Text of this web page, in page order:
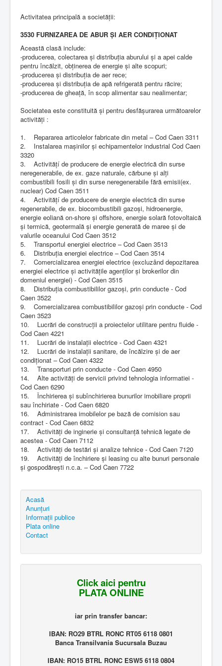
Activitatea principală a societăţii:
3530 FURNIZAREA DE ABUR ŞI AER CONDIŢIONAT
Această clasă include:
-producerea, colectarea şi distribuţia aburului şi a apei calde
pentru încălzit, obţinerea de energie şi alte scopuri;
-producerea şi distribuţia de aer rece;
-producerea şi distribuţia de apă refrigerată pentru răcire;
-producerea de gheaţă, în scop alimentar sau nealimentar;
Societatea este constituită şi pentru desfăşurarea următoarelor
activităţi :
1. Repararea articolelor fabricate din metal – Cod Caen 3311
2. Instalarea maşinilor şi echipamentelor industrial Cod Caen
3320
3. Activitățí de producere de energie electrică din surse
neregenerabile, de ex. gaze naturale, cărbune și alți
combustibili fosili și din surse neregenerabile fără emisii(ex.
nuclear) Cod Caen 3511
4. Activitățí de producere de energie electrică din surse
regenerabile, de ex. biocombustibili gazoși, hidroenergie,
energie eoliană on-shore și offshore, energie solară fotovoltaică
și termică, geotermală și energie generată de maree și de
valurile oceanului Cod Caen 3512
5. Transportul energiei electrice – Cod Caen 3513
6. Distribuţia energiei electrice – Cod Caen 3514
7. Comercializarea energiei electrice (excluzând depozitarea
energiei electrice și activitățile agenților și brokerilor din
domeniul energiei) - Cod Caen 3515
8. Distribuţia combustibililor gazoşi, prin conducte - Cod
Caen 3522
9. Comercializarea combustibililor gazoşi prin conducte - Cod
Caen 3523
10. Lucrări de construcţii a proiectelor utilitare pentru fluide -
Cod Caen 4221
11. Lucrări de instalaţii electrice - Cod Caen 4321
12. Lucrări de instalaţii sanitare, de încălzire şi de aer
condiţionat – Cod Caen 4322
13. Transporturi prin conducte - Cod Caen 4950
14. Alte activităţi de servicii privind tehnologia informatiei -
Cod Caen 6290
15. Închirierea şi subînchirierea bunurilor imobiliare proprii
sau închiriate - Cod Caen 6820
16. Administrarea imobilelor pe bază de comision sau
contract - Cod Caen 6832
17. Activităţi de inginerie şi consultanţă tehnică legate de
acestea - Cod Caen 7112
18. Activităţi de testări şi analize tehnice - Cod Caen 7120
19. Activităţi de închiriere şi leasing cu alte bunuri personale
şi gospodăreşti n.c.a. – Cod Caen 7722
Acasă
Anunțuri
Informații publice
Plata online
Contact
Click aici pentru
PLATA ONLINE
iar prin transfer bancar:
IBAN: RO29 BTRL RONC RT05 6118 0801
Banca Transilvania Sucursala Buzau
IBAN: RO15 BTRL RONC ESW5 6118 0804